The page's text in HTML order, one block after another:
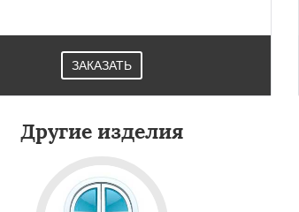
ЗАКАЗАТЬ
Другие изделия